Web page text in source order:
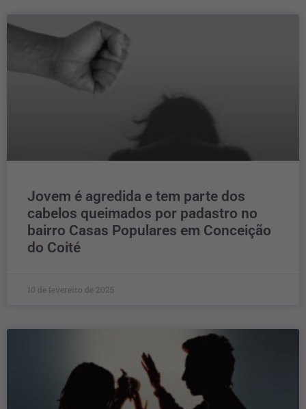
Jovem é agredida e tem parte dos
cabelos queimados por padastro no
bairro Casas Populares em Conceição
do Coité
10 de fevereiro de 2025